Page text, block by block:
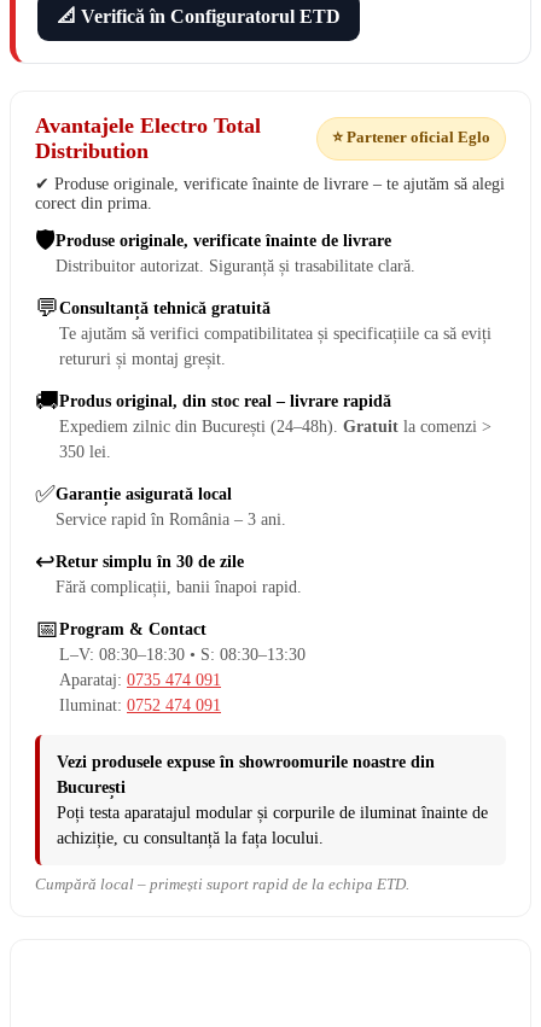
📐 Verifică în Configuratorul ETD
Avantajele Electro Total
Distribution
⭐ Partener oficial Eglo
✔ Produse originale, verificate înainte de livrare – te ajutăm să alegi
corect din prima.
🛡️Produse originale, verificate înainte de livrare
Distribuitor autorizat. Siguranță și trasabilitate clară.
💬Consultanță tehnică gratuită
Te ajutăm să verifici compatibilitatea și specificațiile ca să eviți
retururi și montaj greșit.
🚚Produs original, din stoc real – livrare rapidă
Expediem zilnic din București (24–48h). Gratuit la comenzi >
350 lei.
✅Garanție asigurată local
Service rapid în România – 3 ani.
↩️Retur simplu în 30 de zile
Fără complicații, banii înapoi rapid.
📅Program & Contact
L–V: 08:30–18:30 • S: 08:30–13:30
Aparataj: 0735 474 091
Iluminat: 0752 474 091
Vezi produsele expuse în showroomurile noastre din
București
Poți testa aparatajul modular și corpurile de iluminat înainte de
achiziție, cu consultanță la fața locului.
Cumpără local – primești suport rapid de la echipa ETD.